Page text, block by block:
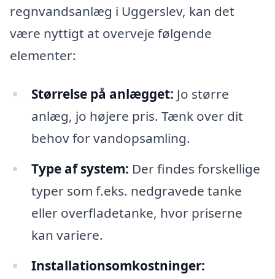
regnvandsanlæg i Uggerslev, kan det
være nyttigt at overveje følgende
elementer:
Størrelse på anlægget: Jo større
anlæg, jo højere pris. Tænk over dit
behov for vandopsamling.
Type af system: Der findes forskellige
typer som f.eks. nedgravede tanke
eller overfladetanke, hvor priserne
kan variere.
Installationsomkostninger: